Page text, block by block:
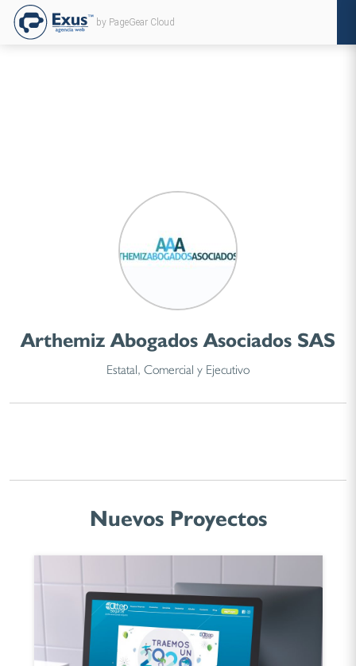
by PageGear Cloud
Arthemiz Abogados Asociados SAS
Estatal, Comercial y Ejecutivo
Nuevos Proyectos